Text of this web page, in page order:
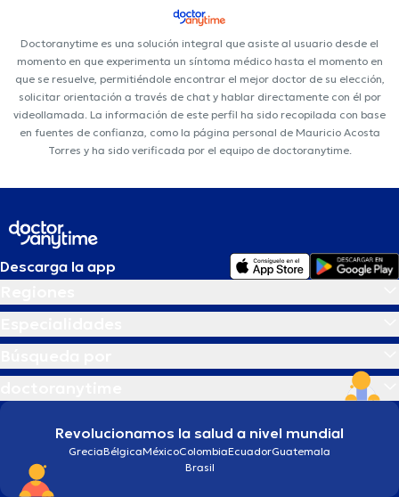
Doctoranytime es una solución integral que asiste al usuario desde el
momento en que experimenta un síntoma médico hasta el momento en
que se resuelve, permitiéndole encontrar el mejor doctor de su elección,
solicitar orientación a través de chat y hablar directamente con él por
videollamada. La información de este perfil ha sido recopilada con base
en fuentes de confianza, como la página personal de Mauricio Acosta
Torres y ha sido verificada por el equipo de doctoranytime.
Descarga la app
Revolucionamos la salud a nivel mundial
GreciaBélgicaMéxicoColombiaEcuadorGuatemala
Brasil